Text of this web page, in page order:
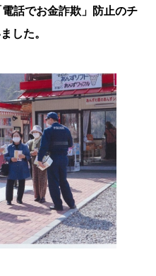
話でお金詐欺」防止のチ
した。